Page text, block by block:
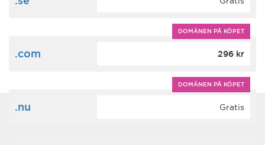
DOMÄNEN PÅ KÖPET
.com 296 kr
DOMÄNEN PÅ KÖPET
.nu Gratis